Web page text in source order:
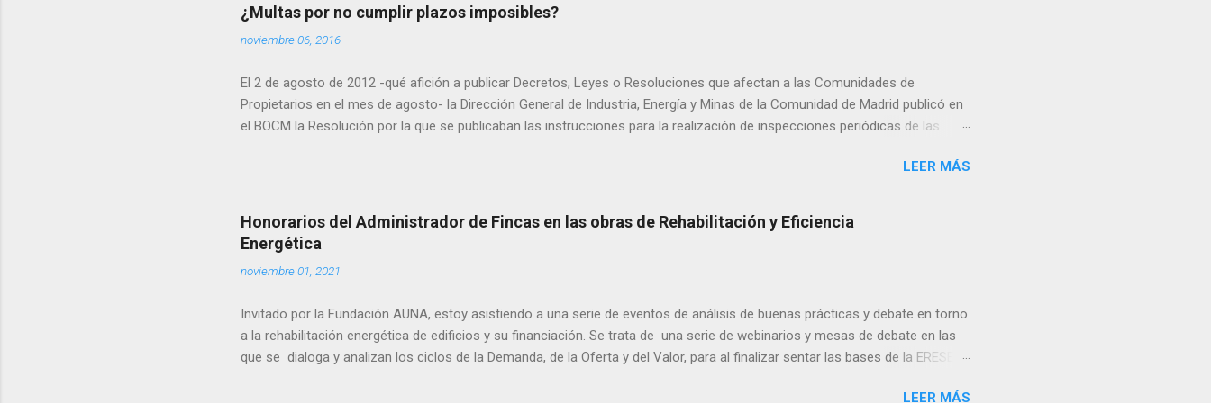
¿Multas por no cumplir plazos imposibles?
noviembre 06, 2016
El 2 de agosto de 2012 -qué afición a publicar Decretos, Leyes o Resoluciones que afectan a las Comunidades de
Propietarios en el mes de agosto- la Dirección General de Industria, Energía y Minas de la Comunidad de Madrid publicó en
el BOCM la Resolución por la que se publicaban las instrucciones para la realización de inspecciones periódicas de las
potencia total instalada superior a 100 kw deben ser objeto de una inspección de sus instalaciones eléctricas comunes
antes del 18 de septiembre de 2013. En su anexo I, se expone que para la realización de las inspecciones periódicas se
tendrán en cuenta los siguientes aspectos: - Se considera que deberán realizar la inspección periódica de las
instalaciones eléctricas comunes cada diez años, los edificios destinados a viviendas que dispongan de 25 o más
suministros para viviendas (se excluyen los sumi...
LEER MÁS
Honorarios del Administrador de Fincas en las obras de Rehabilitación y Eficiencia
Energética
noviembre 01, 2021
Invitado por la Fundación AUNA, estoy asistiendo a una serie de eventos de análisis de buenas prácticas y debate en torno
a la rehabilitación energética de edificios y su financiación. Se trata de una serie de webinarios y mesas de debate en las
que se dialoga y analizan los ciclos de la Demanda, de la Oferta y del Valor, para al finalizar sentar las bases de la ERESEE
LEER MÁS